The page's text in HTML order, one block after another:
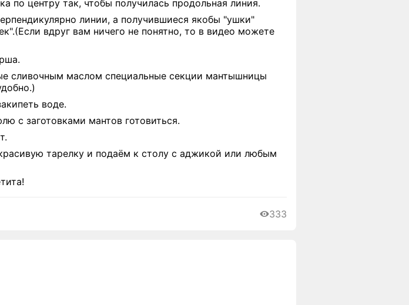
центру так, чтобы получилась продольная линия.
линии, а получившиеся якобы "ушки"
вдруг вам ничего не понятно, то в видео можете
сливочным маслом специальные секции мантышницы
воде.
с заготовками мантов готовиться.
тарелку и подаём к столу с аджикой или любым
333